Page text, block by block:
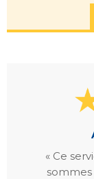
« Ce